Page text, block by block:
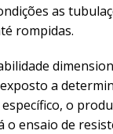
as
rompidas.
a
o
o ensaio de